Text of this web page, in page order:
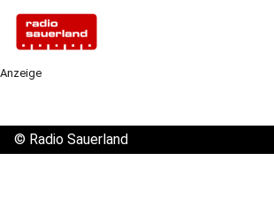
Anzeige
© Radio Sauerland